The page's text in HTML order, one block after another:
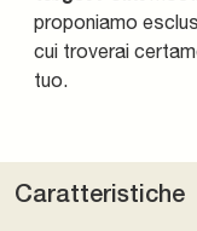
proponiamo
cui troverai
tuo.
Caratteristiche